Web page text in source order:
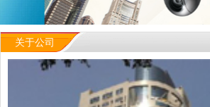
关于公司